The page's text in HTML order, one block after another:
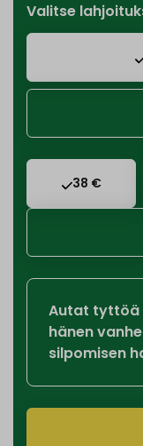
Valitse
38 €
Autat tyttöä
hänen
silpomisen